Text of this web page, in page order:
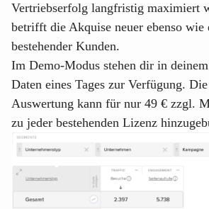
Vertriebserfolg langfristig maximiert
betrifft die Akquise neuer ebenso wie
bestehender Kunden.
Im Demo-Modus stehen dir in
Daten eines Tages zur Verfügung.
Auswertung kann für nur 49 € zzgl.
zu jeder bestehenden Lizenz